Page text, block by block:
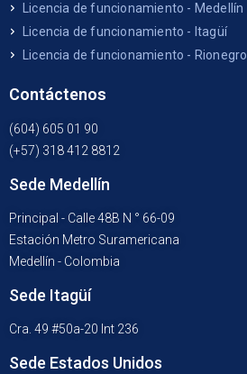
Licencia de funcionamiento - Medellín
Licencia de funcionamiento - Itagüí
Licencia de funcionamiento - Rionegro
Contáctenos
(604) 605 01 90
(+57) 318 412 8812
Sede Medellín
Principal - Calle 48B N ° 66-09
Estación Metro Suramericana
Medellín - Colombia
Sede Itagüí
Cra. 49 #50a-20 Int 236
Sede Estados Unidos